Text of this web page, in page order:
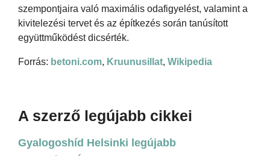
szempontjaira való maximális odafigyelést, valamint a
kivitelezési tervet és az építkezés során tanúsított
együttműködést dicsérték.
Forrás: betoni.com, Kruunusillat, Wikipedia
A szerző legújabb cikkei
Gyalogoshíd Helsinki legújabb